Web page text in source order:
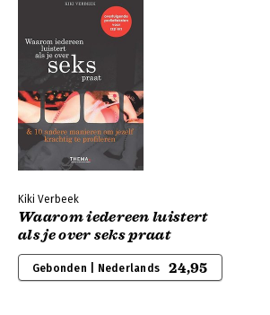
Kiki Verbeek
Waarom iedereen luistert
als je over seks praat
Gebonden | Nederlands 24,95